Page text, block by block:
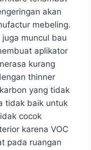
akan
mebeling.
muncul bau
aplikator
kurang
thinner
yang tidak
tidak baik untuk
cocok
karena VOC
pada ruangan